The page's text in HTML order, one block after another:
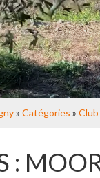
» Catégories » Club
: